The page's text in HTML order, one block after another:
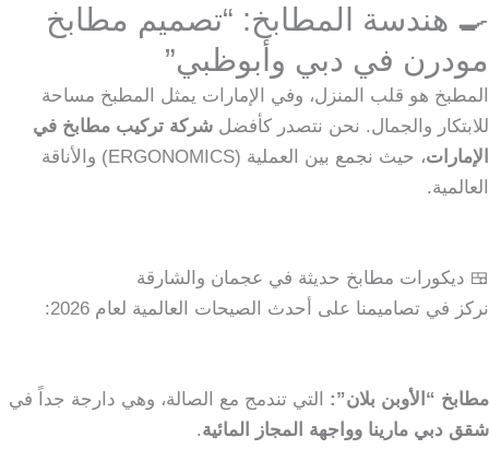
🍳 هندسة المطابخ: “تصميم مطابخ
مودرن في دبي وأبوظبي”
المطبخ هو قلب المنزل، وفي الإمارات يمثل المطبخ مساحة
للابتكار والجمال. نحن نتصدر كأفضل شركة تركيب مطابخ في
الإمارات
، حيث نجمع بين العملية (ERGONOMICS) والأناقة
العالمية.
🍱 ديكورات مطابخ حديثة في عجمان والشارقة
نركز في تصاميمنا على أحدث الصيحات العالمية لعام 2026:
مطابخ “الأوبن بلان”: التي تندمج مع الصالة، وهي دارجة جداً في
شقق دبي مارينا وواجهة المجاز المائية.